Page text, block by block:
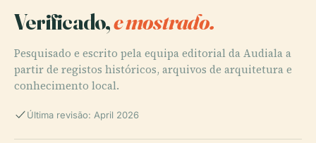
Verificado,e mostrado.
Pesquisado e escrito pela equipa editorial da Audiala a
partir de registos históricos, arquivos de arquitetura e
conhecimento local.
Última revisão: April 2026